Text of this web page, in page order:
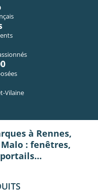
Vilaine
à Rennes,
: fenêtres,